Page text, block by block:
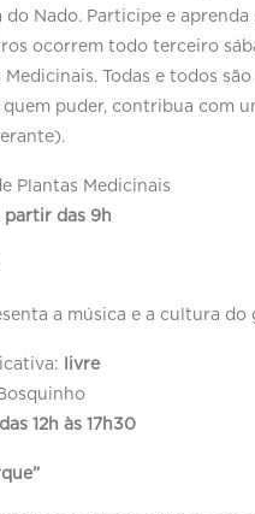
do Nado. Participe e
ocorrem todo terceiro
Todas e todos
puder, contribua com
Plantas Medicinais
partir das 9h
a música e a cultura
livre
12h às 17h30